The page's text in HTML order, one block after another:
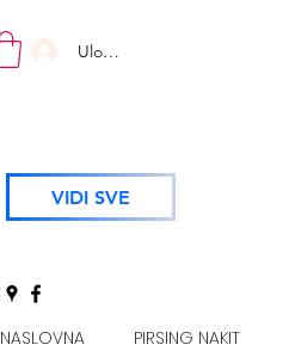
Uloguj se
VIDI SVE
NASLOVNA PIRSING NAKIT